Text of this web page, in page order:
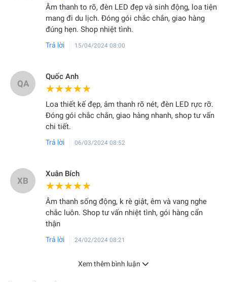
Âm thanh to rõ, đèn LED đẹp và sinh động, loa tiện
mang đi du lịch. Đóng gói chắc chắn, giao hàng
đúng hẹn. Shop nhiệt tình.
Trả lời 15/04/2024 08:00
QA
Quốc Anh
★★★★★
★★★★★
Loa thiết kế đẹp, âm thanh rõ nét, đèn LED rực rỡ.
Đóng gói chắc chắn, giao hàng nhanh, shop tư vấn
chi tiết.
Trả lời 06/03/2024 08:52
XB
Xuân Bích
★★★★★
★★★★★
Âm thanh sống động, k rè giật, êm và vang nghe
chắc luôn. Shop tư vấn nhiệt tình, gói hàng cẩn
thận
Trả lời 24/02/2024 08:21
Xem thêm bình luận